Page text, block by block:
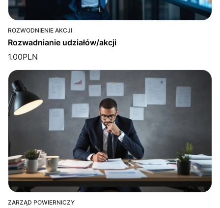
ROZWODNIENIE AKCJI
Rozwadnianie udziałów/akcji
1.00PLN
ZARZĄD POWIERNICZY